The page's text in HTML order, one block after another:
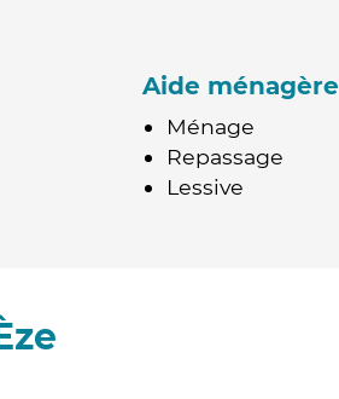
Aide ménagère
Ménage
Repassage
Lessive